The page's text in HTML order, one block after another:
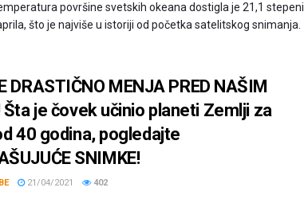
površine svetskih okeana dostigla je 21,1 stepeni
što je najviše u istoriji od početka satelitskog snimanja.
DRASTIČNO MENJA PRED NAŠIM
Šta je čovek učinio planeti Zemlji za
40 godina, pogledajte
SNIMKE!
21/04/2021 402